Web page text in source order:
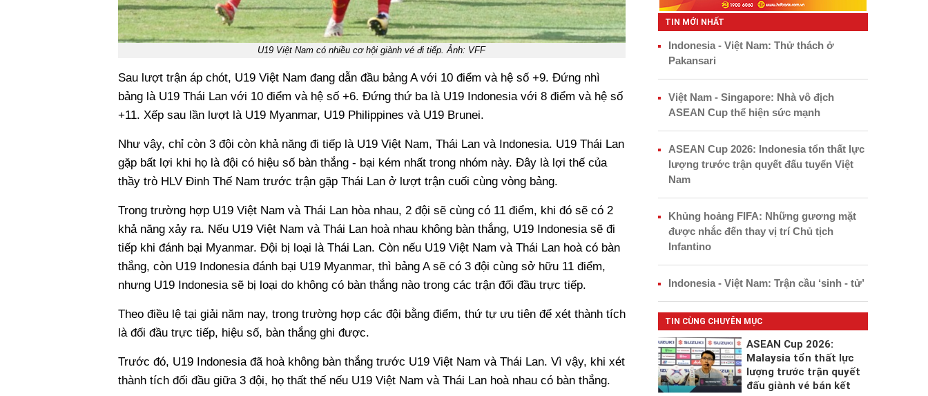
U19 Việt Nam có nhiều cơ hội giành vé đi tiếp. Ảnh: VFF
Sau lượt trận áp chót, U19 Việt Nam đang dẫn đầu bảng A với 10 điểm và hệ số +9. Đứng nhì
bảng là U19 Thái Lan với 10 điểm và hệ số +6. Đứng thứ ba là U19 Indonesia với 8 điểm và hệ số
+11. Xếp sau lần lượt là U19 Myanmar, U19 Philippines và U19 Brunei.
Như vậy, chỉ còn 3 đội còn khả năng đi tiếp là U19 Việt Nam, Thái Lan và Indonesia. U19 Thái Lan
gặp bất lợi khi họ là đội có hiệu số bàn thắng - bại kém nhất trong nhóm này. Đây là lợi thế của
thầy trò HLV Đinh Thế Nam trước trận gặp Thái Lan ở lượt trận cuối cùng vòng bảng.
Trong trường hợp U19 Việt Nam và Thái Lan hòa nhau, 2 đội sẽ cùng có 11 điểm, khi đó sẽ có 2
khả năng xảy ra. Nếu U19 Việt Nam và Thái Lan hoà nhau không bàn thắng, U19 Indonesia sẽ đi
tiếp khi đánh bại Myanmar. Đội bị loại là Thái Lan. Còn nếu U19 Việt Nam và Thái Lan hoà có bàn
thắng, còn U19 Indonesia đánh bại U19 Myanmar, thì bảng A sẽ có 3 đội cùng sở hữu 11 điểm,
nhưng U19 Indonesia sẽ bị loại do không có bàn thắng nào trong các trận đối đầu trực tiếp.
Theo điều lệ tại giải năm nay, trong trường hợp các đội bằng điểm, thứ tự ưu tiên để xét thành tích
là đối đầu trực tiếp, hiệu số, bàn thắng ghi được.
Trước đó, U19 Indonesia đã hoà không bàn thắng trước U19 Việt Nam và Thái Lan. Vì vậy, khi xét
thành tích đối đầu giữa 3 đội, họ thất thế nếu U19 Việt Nam và Thái Lan hoà nhau có bàn thắng.
TIN MỚI NHẤT
Indonesia - Việt Nam: Thử thách ở
Pakansari
Việt Nam - Singapore: Nhà vô địch
ASEAN Cup thể hiện sức mạnh
ASEAN Cup 2026: Indonesia tổn thất lực
lượng trước trận quyết đấu tuyển Việt
Nam
Khủng hoảng FIFA: Những gương mặt
được nhắc đến thay vị trí Chủ tịch
Infantino
Indonesia - Việt Nam: Trận cầu ‘sinh - tử’
TIN CÙNG CHUYÊN MỤC
ASEAN Cup 2026:
Malaysia tổn thất lực
lượng trước trận quyết
đấu giành vé bán kết